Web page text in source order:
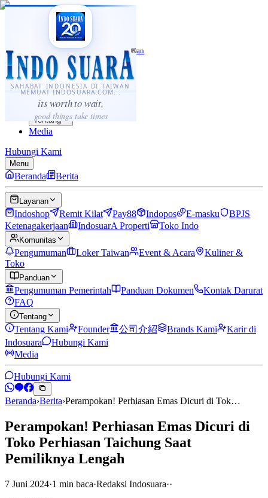
SAHABAT INDONESIA DI TAIWAN
MEMUAT INDOSUARA.COM...
its worth to wait,
good things take times
·...
⌘K
Sahabat Indonesia di Taiwan
Berita
Layanan
Komunitas
Panduan
Tentang
Media
Hubungi Kami
Menu
Beranda Berita
Layanan
Indoshop Remit Kilat Pay88 Indopos E-masku
BPJS
Ketenagakerjaan
IndosuarA Properti Toko Indo
Komunitas
Pengumuman Loker Taiwan Event & Acara
Kuliner &
Toko
Panduan
Pengumuman Pemerintah Panduan Dokumen
Kontak Darurat
FAQ
Tentang
Tentang Kami Founder 公司介紹 Brands Kami
Karir di
Indosuara
Hubungi Kami
Media
Hubungi Kami
Beranda›Berita›Perampokan! Perhiasan Emas Dicuri di Tok…
Perampokan! Perhiasan Emas Dicuri di
Toko Perhiasan Taichung Saat
Pemiliknya Lengah
7 Juni 2024·1 min baca·Redaksi Indosuara··